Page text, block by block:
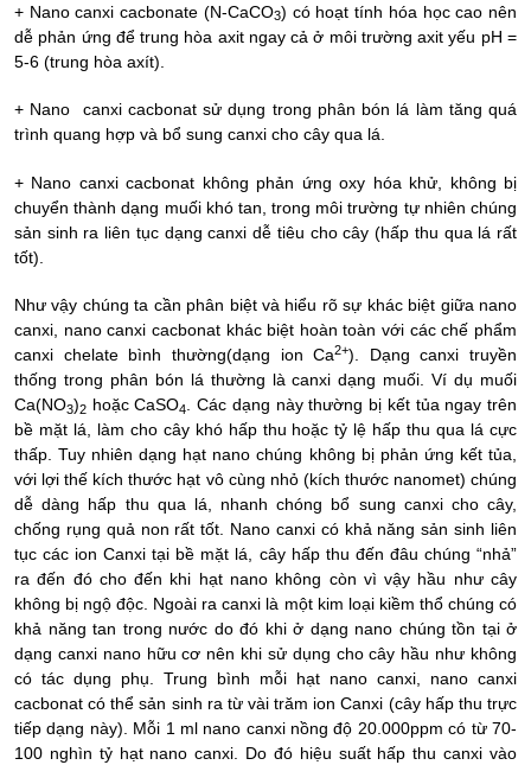
+ Nano canxi cacbonate (N-CaCO3) có hoạt tính hóa học cao nên
dễ phản ứng để trung hòa axit ngay cả ở môi trường axit yếu pH =
5-6 (trung hòa axít)
+ Nano canxi cacbonatsử dụng trong phân bón lá làm tăng quá
trình quang hợp và bổ sung canxi cho cây qua lá.
+ Nano canxi cacbonat không phản ứng oxy hóa khử, không bị
chuyển thành dạng muối khó tan, trong môi trường tự nhiên chúng
sản sinh ra liên tục dạng canxi dễ tiêu cho cây (hấp thu qua lá rất
tốt).
Như vậy chúng ta cần phân biệt và hiểu rõ sự khác biệt giữa nano
canxi, nano canxi cacbonat khác biệt hoàn toàn với các chế phẩm
canxi chelate bình thường(dạng ion Ca2+). Dạng canxi truyền
thống trong phân bón lá thường là canxi dạng muối. Ví dụ muối
Ca(NO3)2 hoặc CaSO4
. Các dạng này thường bị kết tủa ngay trên
bề mặt lá, làm cho cây khó hấp thu hoặc tỷ lệ hấp thu qua lá cực
thấp. Tuy nhiên dạng hạt nano chúng không bị phản ứng kết tủa,
với lợi thế kích thước hạt vô cùng nhỏ (kích thước nanomet) chúng
dễ dàng hấp thu qua lá, nhanh chóng bổ sung canxi cho cây,
chống rụng quả non rất tốt. Nano canxi có khả năng sản sinh liên
tục các ion Canxi tại bề mặt lá, cây hấp thu đến đâu chúng “nhả”
ra đến đó cho đến khi hạt nano không còn vì vậy hầu như cây
không bị ngộ độc. Ngoài ra canxi là một kim loại kiềm thổ chúng có
khả năng tan trong nước do đó khi ở dạng nano chúng tồn tại ở
dạng canxi nano hữu cơ nên khi sử dụng cho cây hầu như không
có tác dụng phụ. Trung bình mỗi hạt nano canxi, nano canxi
cacbonat có thể sản sinh ra từ vài trăm ion Canxi (cây hấp thu trực
tiếp dạng này). Mỗi 1 ml nano canxi nồng độ 20.000ppm có từ 70-
100 nghìn tỷ hạt nano canxi. Do đó hiệu suất hấp thu canxi vào